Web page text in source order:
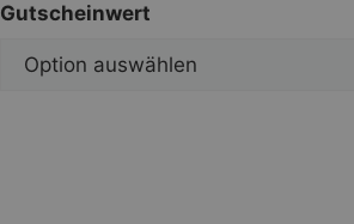
Gutscheinwert